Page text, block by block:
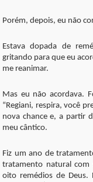
Porém, depois, eu não
Estava dopada de
gritando para que eu
me reanimar.
Mas eu não acordava.
“Regiani, respira, você
nova chance e, a partir
meu cântico.
Fiz um ano de
tratamento natural com
oito remédios de Deus.